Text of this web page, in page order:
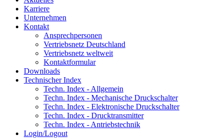
Karriere
Unternehmen
Kontakt
Ansprechpersonen
Vertriebsnetz Deutschland
Vertriebsnetz weltweit
Kontaktformular
Downloads
Technischer Index
Techn. Index - Allgemein
Techn. Index - Mechanische Druckschalter
Techn. Index - Elektronische Druckschalter
Techn. Index - Drucktransmitter
Techn. Index - Antriebstechnik
Login/Logout